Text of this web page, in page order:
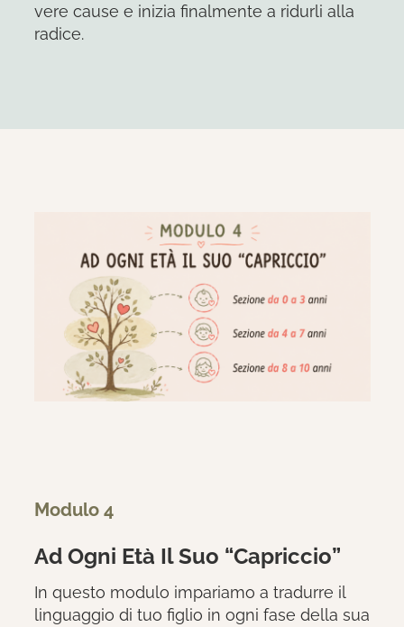
vere cause e inizia finalmente a ridurli alla
radice.
Modulo 4
Ad Ogni Età Il Suo “Capriccio”
In questo modulo impariamo a tradurre il
linguaggio di tuo figlio in ogni fase della sua